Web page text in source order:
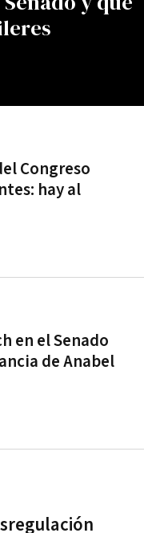
Congreso
hay al
en el Senado
de Anabel